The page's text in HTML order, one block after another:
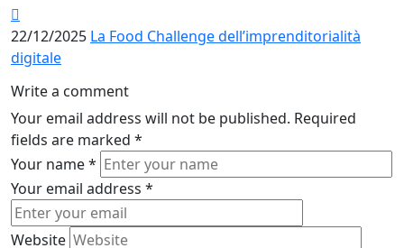
22/12/2025 La Food Challenge dell’imprenditorialità
digitale
Write a comment
Your email address will not be published. Required
fields are marked *
Your name*
Your email address *
Website